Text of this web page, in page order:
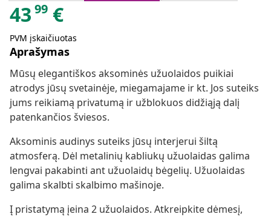
43 99 €
PVM įskaičiuotas
Aprašymas
Mūsų elegantiškos aksominės užuolaidos puikiai
atrodys jūsų svetainėje, miegamajame ir kt. Jos suteiks
jums reikiamą privatumą ir užblokuos didžiąją dalį
patenkančios šviesos.
Aksominis audinys suteiks jūsų interjerui šiltą
atmosferą. Dėl metalinių kabliukų užuolaidas galima
lengvai pakabinti ant užuolaidų bėgelių. Užuolaidas
galima skalbti skalbimo mašinoje.
Į pristatymą įeina 2 užuolaidos. Atkreipkite dėmesį,